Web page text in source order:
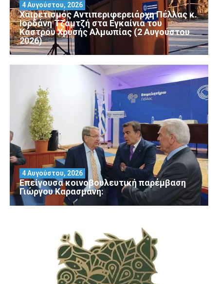
Χαιρετισμός Αντιπεριφερειάρχη Πέλλας κ.
Ιορδάνη Τζαμτζή στα Εγκαίνια του
Κάστρου Χρυσής Αλμωπίας (2 Αυγούστου
2026)
4 Αυγούστου, 2026
Επείγουσα κοινοβουλευτική παρέμβαση
Γιώργου Καρασμάνη:
4 Αυγούστου, 2026